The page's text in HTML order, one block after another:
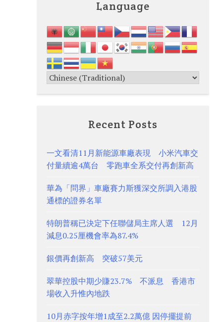
Language
Recent Posts
一文看清11月新能源車廠表現 小米汽車交
付量續逾4萬台 零跑車全系交付再創新高
華為「問界」車廠賽力斯獲深交所調入港股
通標的證券名單
特朗普稱已決定下任聯儲局主席人選 12月
減息0.25厘機會率為87.4%
銀價再創新高 突破57美元
翠華控股中期少賺23.7% 不派息 香港市
場收入升惟內地跌
10月赤字按年增1成至2.2萬億 因停擺提前